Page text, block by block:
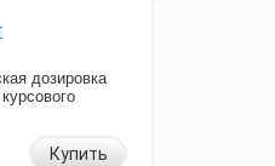
дозировка
Купить